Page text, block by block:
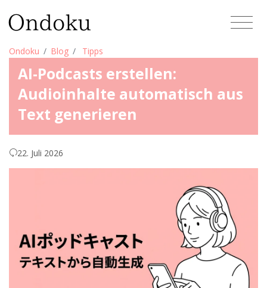
Ondoku Blog Tipps
AI-Podcasts erstellen:
Audioinhalte automatisch aus
Text generieren
22. Juli 2026